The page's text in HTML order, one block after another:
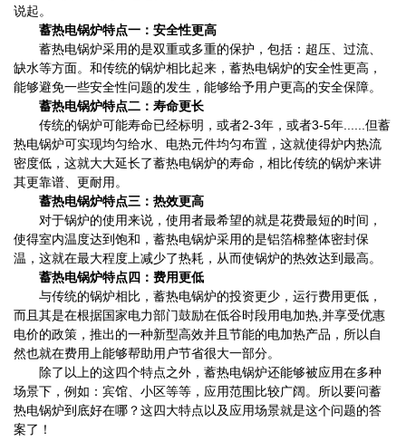
说起。
蓄热电锅炉特点一：安全性更高
蓄热电锅炉采用的是双重或多重的保护，包括：超压、过流、
缺水等方面。和传统的锅炉相比起来，蓄热电锅炉的安全性更高，
能够避免一些安全性问题的发生，能够给予用户更高的安全保障。
蓄热电锅炉特点二：寿命更长
传统的锅炉可能寿命已经标明，或者2-3年，或者3-5年......但蓄
热电锅炉可实现均匀给水、电热元件均匀布置，这就使得炉内热流
密度低，这就大大延长了蓄热电锅炉的寿命，相比传统的锅炉来讲
其更靠谱、更耐用。
蓄热电锅炉特点三：热效更高
对于锅炉的使用来说，使用者最希望的就是花费最短的时间，
使得室内温度达到饱和，蓄热电锅炉采用的是铝箔棉整体密封保
温，这就在最大程度上减少了热耗，从而使锅炉的热效达到最高。
蓄热电锅炉特点四：费用更低
与传统的锅炉相比，蓄热电锅炉的投资更少，运行费用更低，
而且其是在根据国家电力部门鼓励在低谷时段用电加热,并享受优惠
电价的政策，推出的一种新型高效并且节能的电加热产品，所以自
然也就在费用上能够帮助用户节省很大一部分。
除了以上的这四个特点之外，蓄热电锅炉还能够被应用在多种
场景下，例如：宾馆、小区等等，应用范围比较广阔。所以要问蓄
热电锅炉到底好在哪？这四大特点以及应用场景就是这个问题的答
案了！